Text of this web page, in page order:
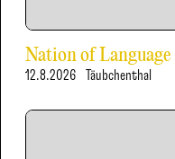
Nation of Language
12.8.2026 Täubchenthal